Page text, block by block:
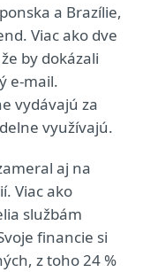
a Brazílie,
Viac ako dve
by dokázali
e-mail.
vydávajú za
využívajú.
aj na
Viac ako
službám
financie si
z toho 24 %